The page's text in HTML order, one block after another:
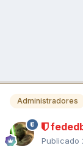
Administradores
Publicado